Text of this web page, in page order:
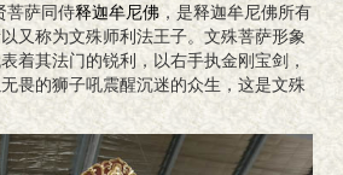
菩萨同侍释迦牟尼佛，是释迦牟尼佛所有
又称为文殊师利法王子。文殊菩萨形象
着其法门的锐利，以右手执金刚宝剑，
畏的狮子吼震醒沉迷的众生，这是文殊